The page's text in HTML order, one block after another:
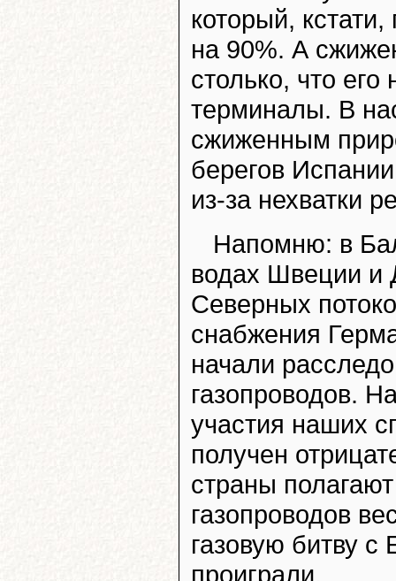
который,
на 90%. А
столько, что
терминалы. В
сжиженным
берегов
из-за нехватки
Напомню: в
водах Швеции и
Северных
снабжения
начали
газопроводов.
участия наших
получен
страны
газопроводов
газовую битву
проиграли.